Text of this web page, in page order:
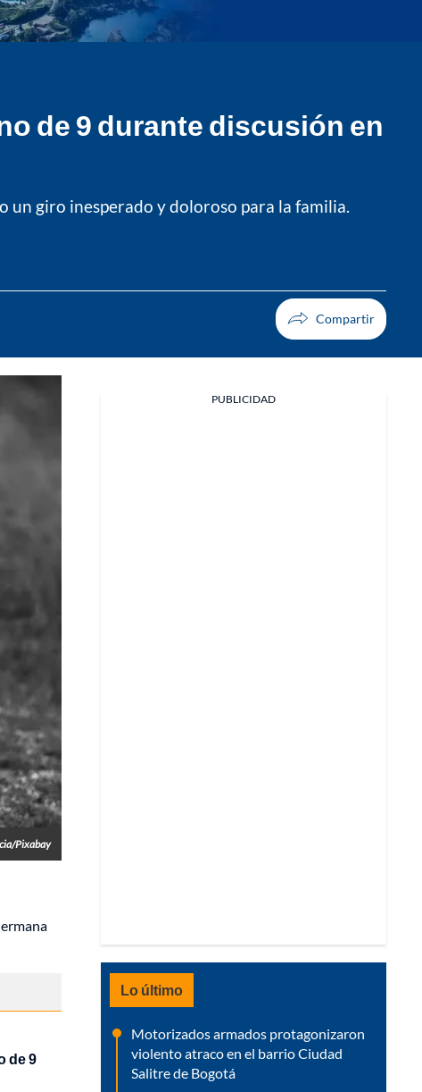
de 9 durante discusión en
giro inesperado y doloroso para la familia.
Pixabay
de 9
PUBLICIDAD
Lo último
Motorizados armados protagonizaron
violento atraco en el barrio Ciudad
Salitre de Bogotá